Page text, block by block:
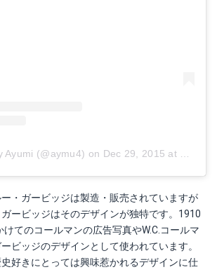
Ayumi (@aymu4) on Dec 29, 2015 at 9:26pm PST
・ガービッジは製造・販売されていますが
ービッジはそのデザインが独特です。1910
てのコールマンの広告写真やW.C.コールマ
ビッジのデザインとして使われています。
好きにとっては興味惹かれるデザインに仕